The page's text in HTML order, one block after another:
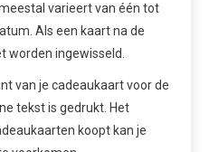
varieert van één tot
Als een kaart na de
worden ingewisseld.
van je cadeaukaart voor de
tekst is gedrukt. Het
koopt kan je